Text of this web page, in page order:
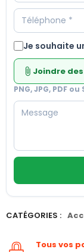
Je souhaite
attach_file Joindre
PNG, JPG, PDF
CATÉGORIES :
Tous vos